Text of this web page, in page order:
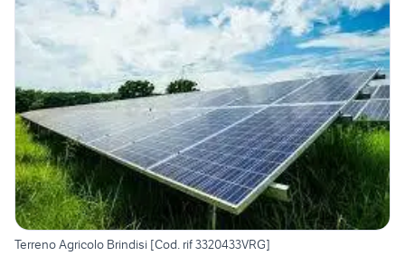
Terreno Agricolo Brindisi [Cod. rif 3320433VRG]